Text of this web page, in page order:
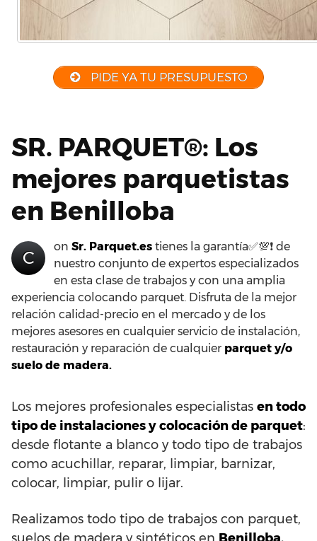
PIDE YA TU PRESUPUESTO
SR. PARQUET®: Los
mejores parquetistas
en Benilloba
C
on Sr. Parquet.es tienes la garantía✅💯❗ de
nuestro conjunto de expertos especializados
en esta clase de trabajos y con una amplia
experiencia colocando parquet. Disfruta de la mejor
relación calidad-precio en el mercado y de los
mejores asesores en cualquier servicio de instalación,
restauración y reparación de cualquier parquet y/o
suelo de madera.
Los mejores profesionales especialistas en todo
tipo de instalaciones y colocación de parquet:
desde flotante a blanco y todo tipo de trabajos
como acuchillar, reparar, limpiar, barnizar,
colocar, limpiar, pulir o lijar.
Realizamos todo tipo de trabajos con parquet,
suelos de madera y sintéticos en Benilloba.